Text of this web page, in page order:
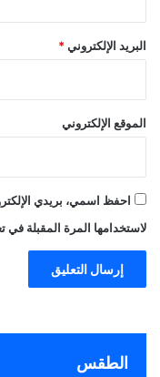
البريد الإلكتروني *
الموقع الإلكتروني
احفظ اسمي، بريدي
لاستخدامها المرة المقبلة في
الطقس